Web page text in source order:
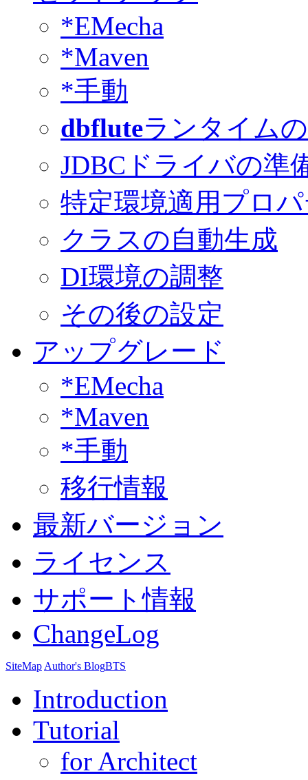
*EMecha
*Maven
*手動
dbfluteランタイム
JDBCドライバの準
特定環境適用プロ
クラスの自動生成
DI環境の調整
その後の設定
アップグレード
*EMecha
*Maven
*手動
移行情報
最新バージョン
ライセンス
サポート情報
ChangeLog
SiteMap Author's BlogBTS
Introduction
Tutorial
for Architect